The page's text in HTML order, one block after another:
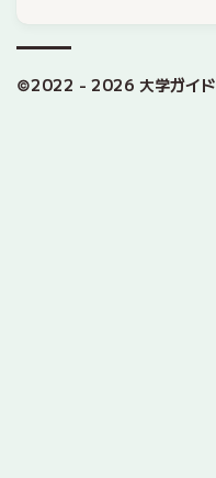
©2022 - 2026 大学ガイド